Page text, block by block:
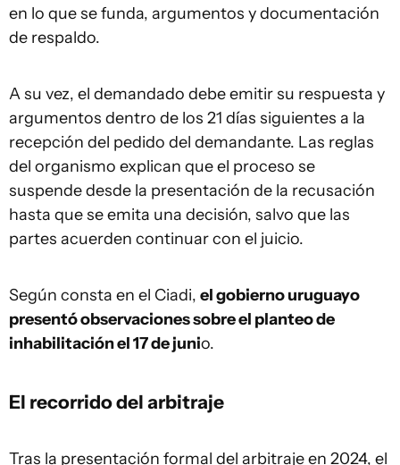
en lo que se funda, argumentos y documentación
de respaldo.
A su vez, el demandado debe emitir su respuesta y
argumentos dentro de los 21 días siguientes a la
recepción del pedido del demandante. Las reglas
del organismo explican que el proceso se
suspende desde la presentación de la recusación
hasta que se emita una decisión, salvo que las
partes acuerden continuar con el juicio.
Según consta en el Ciadi, el gobierno uruguayo
presentó observaciones sobre el planteo de
inhabilitación el 17 de junio.
El recorrido del arbitraje
Tras la presentación formal del arbitraje en 2024, el